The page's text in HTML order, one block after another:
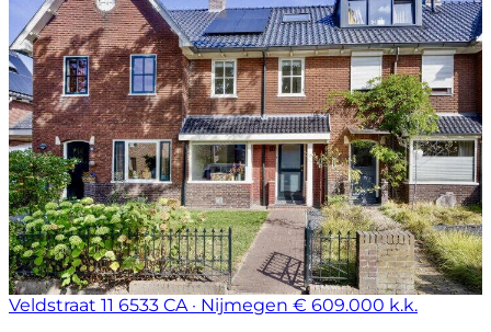
Veldstraat 11 6533 CA · Nijmegen € 609.000 k.k.